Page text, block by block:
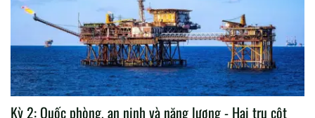
Kỳ 2: Quốc phòng, an ninh và năng lượng - Hai trụ cột